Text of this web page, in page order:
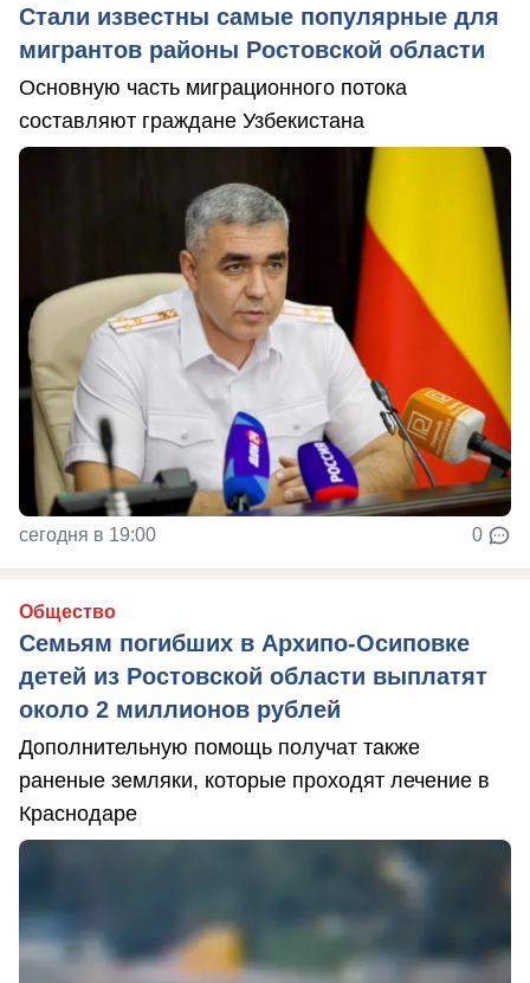
Стали известны самые популярные для
мигрантов районы Ростовской области
Основную часть миграционного потока
составляют граждане Узбекистана
сегодня в 19:00 0
Общество
Семьям погибших в Архипо-Осиповке
детей из Ростовской области выплатят
около 2 миллионов рублей
Дополнительную помощь получат также
раненые земляки, которые проходят лечение в
Краснодаре